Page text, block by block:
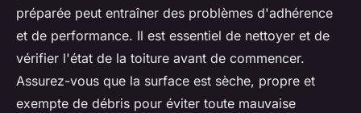
préparée peut entraîner des problèmes d'adhérence
et de performance. Il est essentiel de nettoyer et de
vérifier l'état de la toiture avant de commencer.
Assurez-vous que la surface est sèche, propre et
exempte de débris pour éviter toute mauvaise